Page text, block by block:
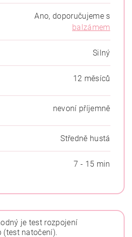
Ano, doporučujeme s
balzámem
Silný
12 měsíců
nevoní příjemně
Středně hustá
7 - 15 min
je test rozpojení
natočení).